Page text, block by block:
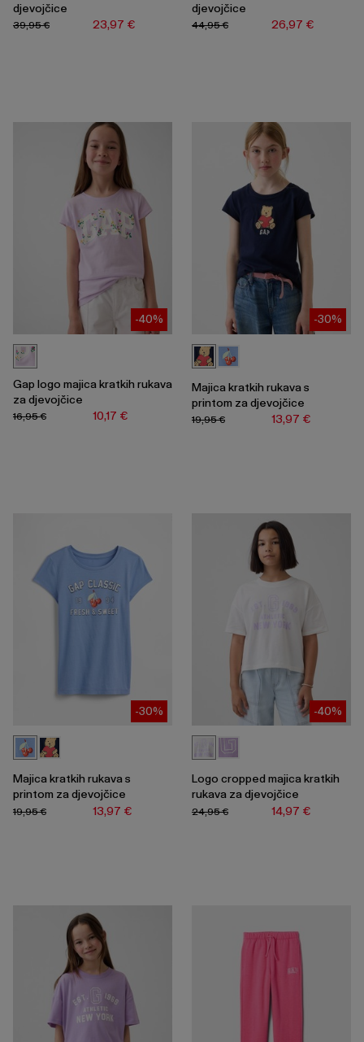
djevojčice
23,97 €
39,95 €
djevojčice
26,97 €
44,95 €
-40%
Gap logo majica kratkih rukava
za djevojčice
10,17 €
16,95 €
-30%
Majica kratkih rukava s
printom za djevojčice
13,97 €
19,95 €
-30%
Majica kratkih rukava s
printom za djevojčice
13,97 €
19,95 €
-40%
Logo cropped majica kratkih
rukava za djevojčice
14,97 €
24,95 €